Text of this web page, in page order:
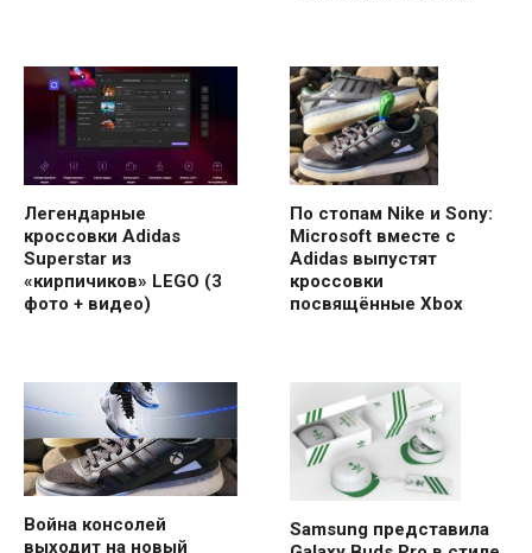
Легендарные
кроссовки Adidas
Superstar из
«кирпичиков» LEGO (3
фото + видео)
По стопам Nike и Sony:
Microsoft вместе с
Adidas выпустят
кроссовки
посвящённые Xbox
Война консолей
выходит на новый
Samsung представила